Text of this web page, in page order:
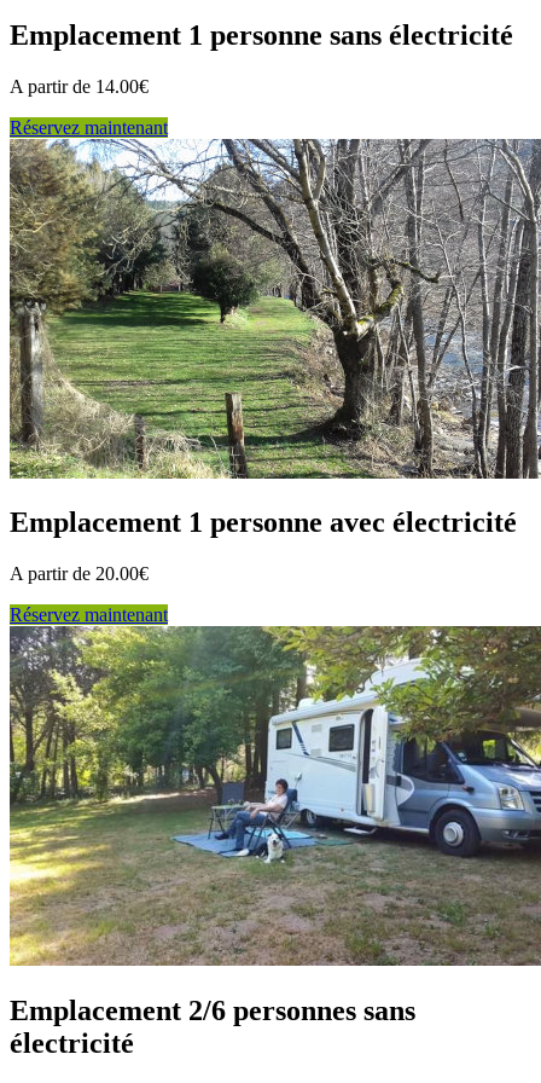
Emplacement 1 personne sans électricité
A partir de 14.00€
Réservez maintenant
Emplacement 1 personne avec électricité
A partir de 20.00€
Réservez maintenant
Emplacement 2/6 personnes sans
électricité